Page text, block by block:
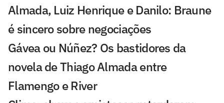
Almada, Luiz Henrique e Danilo: Braune
é sincero sobre negociações
Gávea ou Núñez? Os bastidores da
novela de Thiago Almada entre
Flamengo e River